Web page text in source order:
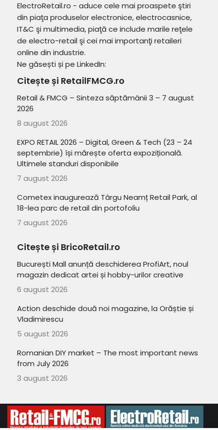
ElectroRetail.ro - aduce cele mai proaspete ştiri
din piaţa produselor electronice, electrocasnice,
IT&C şi multimedia, piaţă ce include marile reţele
de electro-retail şi cei mai importanţi retaileri
online din industrie.
Ne găsești și pe LinkedIn:
Citește și RetailFMCG.ro
Retail & FMCG – Sinteza săptămânii 3 – 7 august
2026
8 august 2026
EXPO RETAIL 2026 – Digital, Green & Tech (23 – 24
septembrie) își mărește oferta expozițională.
Ultimele standuri disponibile
7 august 2026
Cometex inaugurează Târgu Neamț Retail Park, al
18-lea parc de retail din portofoliu
7 august 2026
Citește și BricoRetail.ro
București Mall anunță deschiderea ProfiArt, noul
magazin dedicat artei și hobby-urilor creative
6 august 2026
Action deschide două noi magazine, la Orăștie și
Vladimirescu
5 august 2026
Romanian DIY market – The most important news
from July 2026
3 august 2026